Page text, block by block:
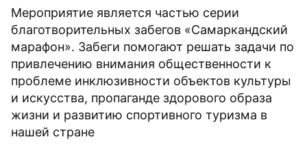
Мероприятие является частью серии
благотворительных забегов «Самаркандский
марафон». Забеги помогают решать задачи по
привлечению внимания общественности к
проблеме инклюзивности объектов культуры
и искусства, пропаганде здорового образа
жизни и развитию спортивного туризма в
нашей стране